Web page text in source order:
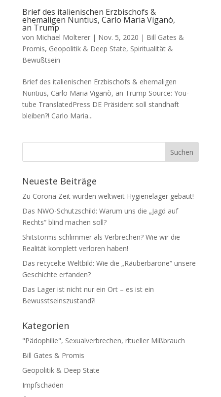
Brief des italienischen Erzbischofs &
ehemaligen Nuntius, Carlo Maria Viganò,
an Trump
von Michael Molterer| Nov. 5, 2020 | Bill Gates &
Promis, Geopolitik & Deep State, Spiritualität &
Bewußtsein
Brief des italienischen Erzbischofs & ehemaligen
Nuntius, Carlo Maria Viganò, an Trump Source: You­
tube Trans­la­ted­Press DE Prä­si­dent soll stand­haft
bleiben?! Car­lo Maria...
Neueste Beiträge
Zu Corona Zeit wurden weltweit Hygienelager gebaut!
Das NWO-Schutzschild: Warum uns die „Jagd auf
Rechts“ blind machen soll?
Shitstorms schlimmer als Verbrechen? Wie wir die
Realität komplett verloren haben!
Das recycelte Weltbild: Wie die „Räuberbarone“ unsere
Geschichte erfanden?
Das Lager ist nicht nur ein Ort – es ist ein
Bewusstseinszustand?!
Kategorien
"Pädophilie", Sexualverbrechen, ritueller Mißbrauch
Bill Gates & Promis
Geopolitik & Deep State
Impfschaden